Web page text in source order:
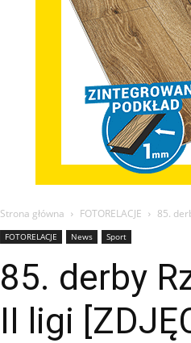
Strona główna FOTORELACJE 85.
FOTORELACJE News Sport
85. derby
II ligi